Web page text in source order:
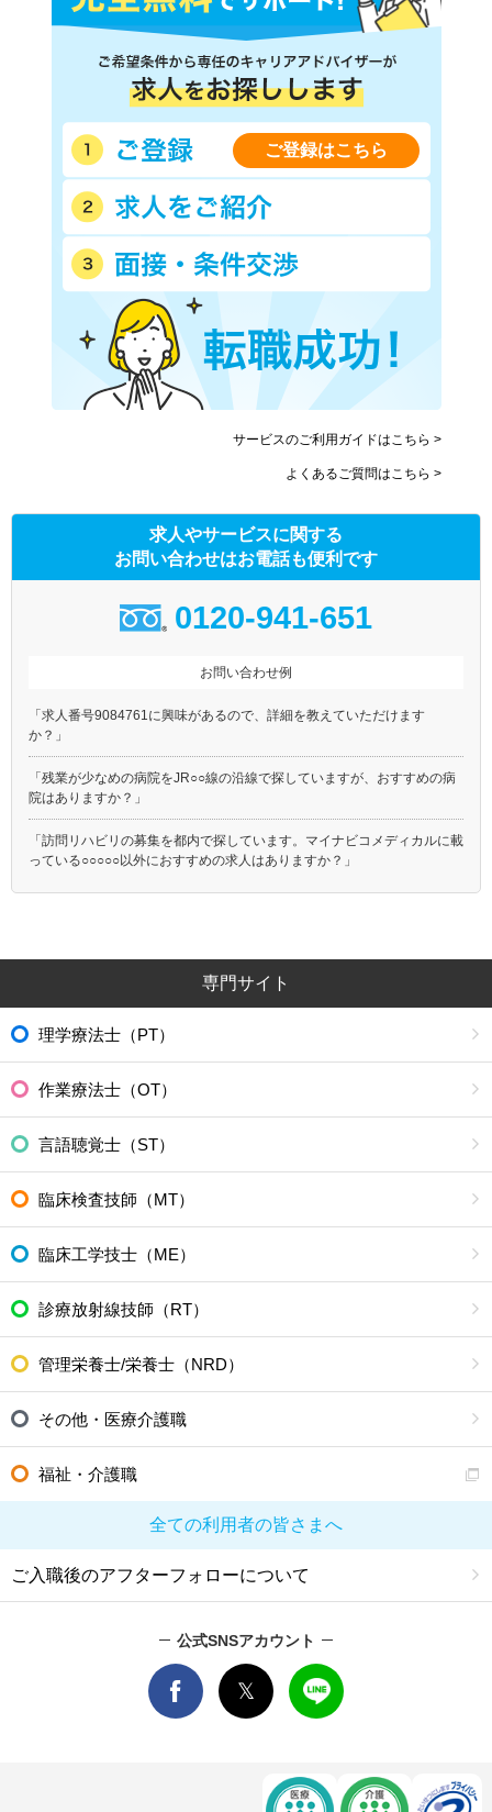
ご登録はこちら
サービスのご利用ガイドはこちら >
よくあるご質問はこちら >
求人やサービスに関する
お問い合わせはお電話も便利です
0120-941-651
お問い合わせ例
「求人番号9084761に興味があるので、詳細を教えていただけます
か？」
「残業が少なめの病院をJR○○線の沿線で探していますが、おすすめの病
院はありますか？」
「訪問リハビリの募集を都内で探しています。マイナビコメディカルに載
っている○○○○○以外におすすめの求人はありますか？」
専門サイト
理学療法士（PT）
作業療法士（OT）
言語聴覚士（ST）
臨床検査技師（MT）
臨床工学技士（ME）
診療放射線技師（RT）
管理栄養士/栄養士（NRD）
その他・医療介護職
福祉・介護職
全ての利用者の皆さまへ
ご入職後のアフターフォローについて
公式SNSアカウント